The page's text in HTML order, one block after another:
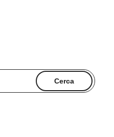
Cerca:Cerca